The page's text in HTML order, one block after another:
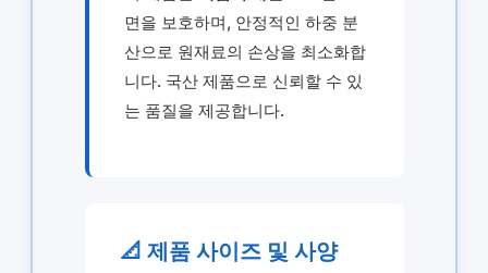
면을 보호하며, 안정적인 하중 분
산으로 원재료의 손상을 최소화합
니다. 국산 제품으로 신뢰할 수 있
는 품질을 제공합니다.
📐 제품 사이즈 및 사양